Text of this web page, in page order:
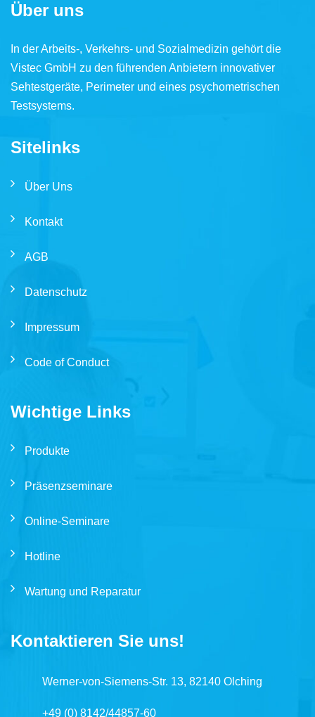
Über uns
In der Arbeits-, Verkehrs- und Sozialmedizin gehört die
Vistec GmbH zu den führenden Anbietern innovativer
Sehtestgeräte, Perimeter und eines psychometrischen
Testsystems.
Sitelinks
Über Uns
Kontakt
AGB
Datenschutz
Impressum
Code of Conduct
Wichtige Links
Produkte
Präsenzseminare
Online-Seminare
Hotline
Wartung und Reparatur
Kontaktieren Sie uns!
Werner-von-Siemens-Str. 13, 82140 Olching
+49 (0) 8142/44857-60